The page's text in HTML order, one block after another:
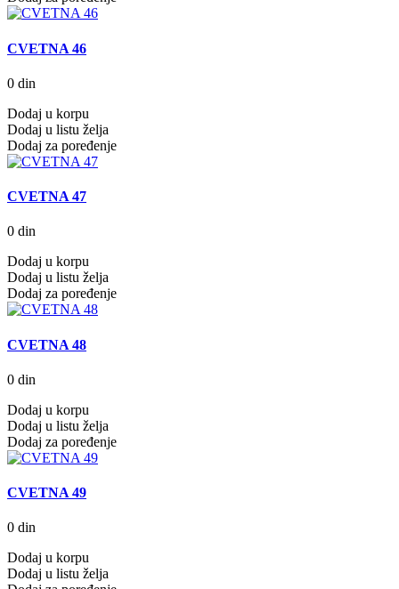
CVETNA 46
0 din
Dodaj u korpu
Dodaj u listu želja
Dodaj za poređenje
CVETNA 47
0 din
Dodaj u korpu
Dodaj u listu želja
Dodaj za poređenje
CVETNA 48
0 din
Dodaj u korpu
Dodaj u listu želja
Dodaj za poređenje
CVETNA 49
0 din
Dodaj u korpu
Dodaj u listu želja